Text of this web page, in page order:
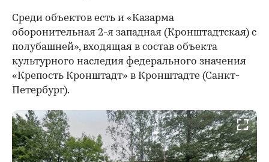
Среди объектов есть и «Казарма
оборонительная 2-я западная (Кронштадтская) с
полубашней», входящая в состав объекта
культурного наследия федерального значения
«Крепость Кронштадт» в Кронштадте (Санкт-
Петербург).